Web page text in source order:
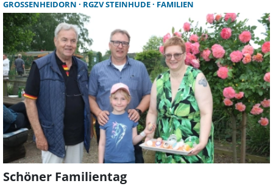
Kinderchor mit einem Stück über das Weltall.
GROSSENHEIDORN RGZV STEINHUDE FAMILIEN
Schöner Familientag